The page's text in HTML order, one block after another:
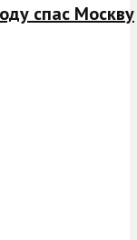
спас Москву